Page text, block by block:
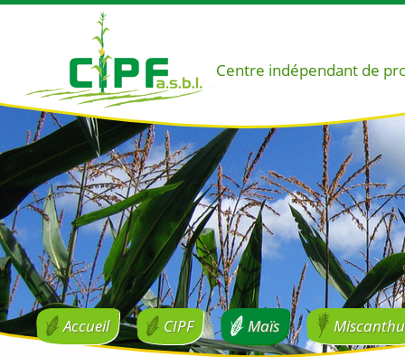
Centre indépendant de
Accueil CIPF Maïs